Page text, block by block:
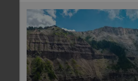
Weißhorn &
Neben der Bletterbachschlucht
Gipfel des Weißhorn ein
Internet Consulting